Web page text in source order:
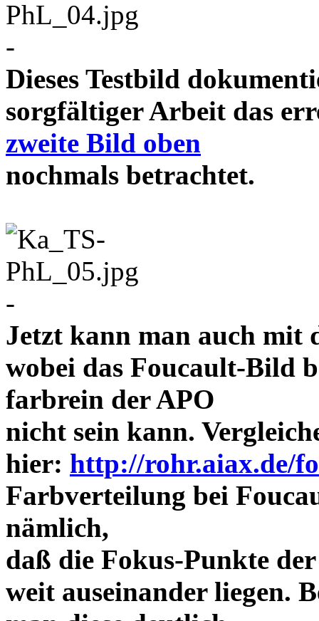
-
Dieses Testbild
sorgfältiger Arbeit das
zweite Bild oben
nochmals
-
Jetzt kann man auch mit
wobei das Foucault-Bild
farbrein der APO
nicht sein kann.
hier: http://rohr.aiax.de/
Farbverteilung bei
nämlich,
daß die Fokus-Punkte
weit auseinander liegen.